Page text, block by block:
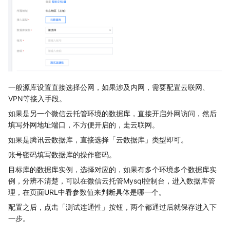
一般源库设置直接选择公网，如果涉及内网，需要配置云联网、
VPN等接入手段。
如果是另一个微信云托管环境的数据库，直接开启外网访问，然后
填写外网地址端口，不方便开启的，走云联网。
如果是腾讯云数据库，直接选择「云数据库」类型即可。
账号密码填写数据库的操作密码。
目标库的数据库实例，选择对应的，如果有多个环境多个数据库实
例，分辨不清楚，可以在微信云托管Mysql控制台，进入数据库管
理，在页面URL中看参数值来判断具体是哪一个。
配置之后，点击「测试连通性」按钮，两个都通过后就保存进入下
一步。